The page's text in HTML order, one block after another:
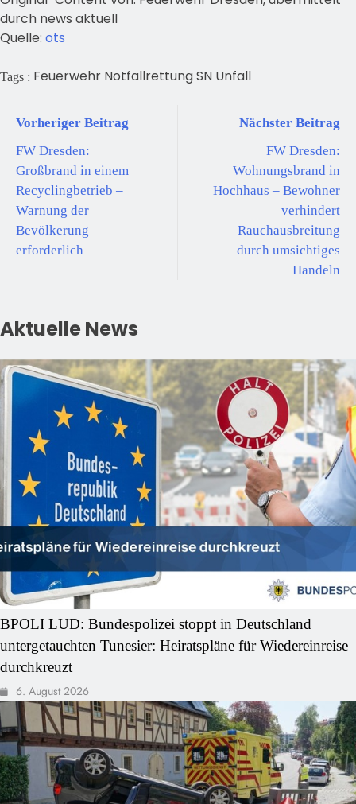
durch news aktuell
Quelle: ots
Tags : Feuerwehr NotfallrettungSN Unfall
Vorheriger Beitrag
FW Dresden:
Großbrand in einem
Recyclingbetrieb –
Warnung der
Bevölkerung
erforderlich
Nächster Beitrag
FW Dresden:
Wohnungsbrand in
Hochhaus – Bewohner
verhindert
Rauchausbreitung
durch umsichtiges
Handeln
Aktuelle News
BPOLI LUD: Bundespolizei stoppt in Deutschland
untergetauchten Tunesier: Heiratspläne für Wiedereinreise
durchkreuzt
6. August 2026